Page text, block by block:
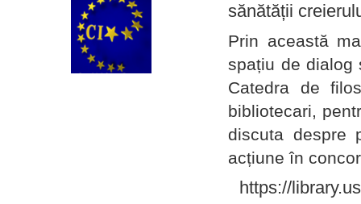
sănătății
Prin această
spațiu de dialog
Catedra de
bibliotecari,
discuta despre
acțiune în
https://